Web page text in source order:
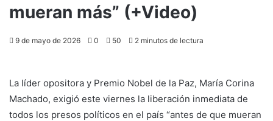
mueran más” (+Video)
9 de mayo de 2026 0 50 2 minutos de lectura
La líder opositora y Premio Nobel de la Paz, María Corina
Machado, exigió este viernes la liberación inmediata de
todos los presos políticos en el país “antes de que mueran